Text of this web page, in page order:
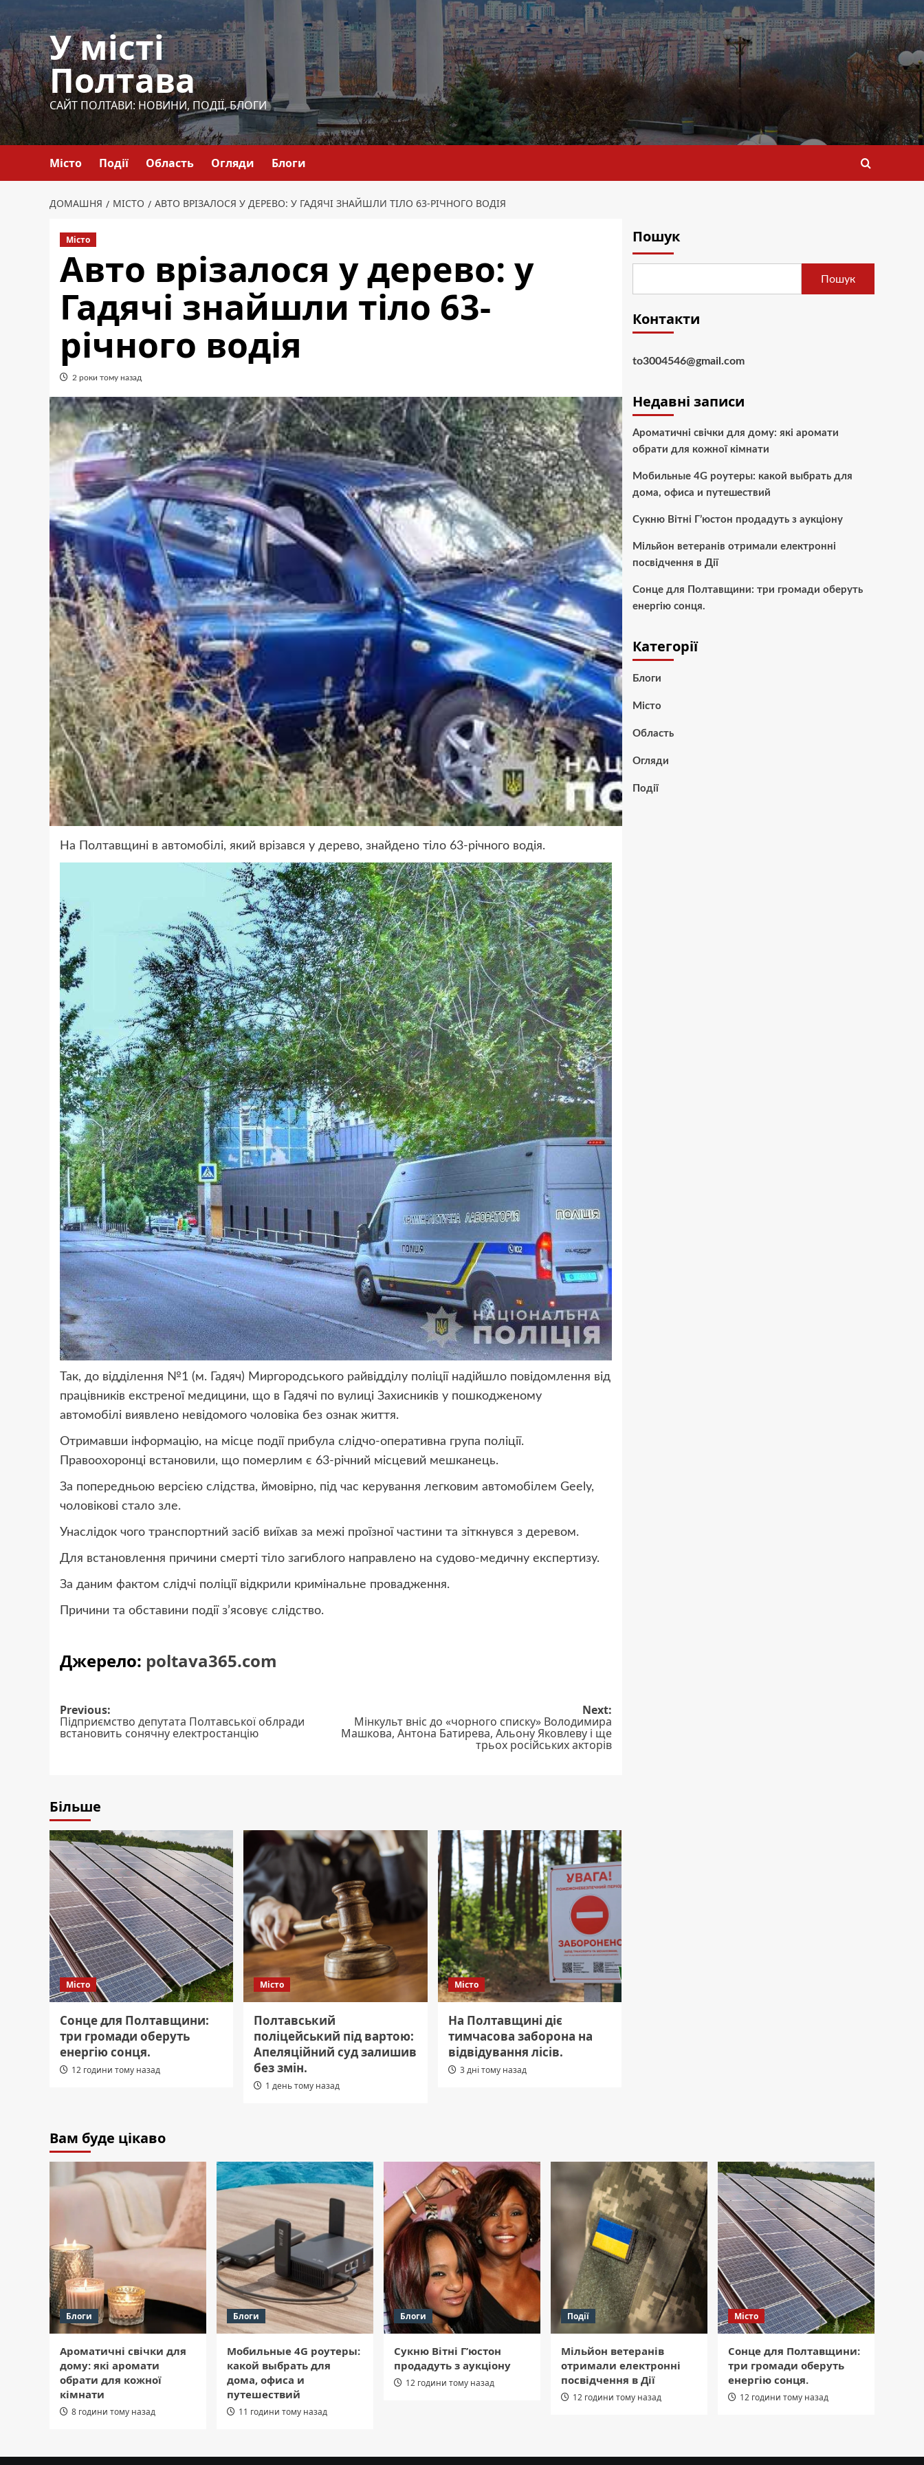
до
вмісту
У місті
Полтава
САЙТ ПОЛТАВИ: НОВИНИ, ПОДІЇ, БЛОГИ
Місто Події Область Огляди Блоги
ДОМАШНЯ МІСТО АВТО ВРІЗАЛОСЯ У ДЕРЕВО: У ГАДЯЧІ ЗНАЙШЛИ ТІЛО 63-РІЧНОГО ВОДІЯ
Місто
Авто врізалося у дерево: у
Гадячі знайшли тіло 63-
річного водія
2 роки тому назад
На Полтавщині в автомобілі, який врізався у дерево, знайдено тіло 63-річного водія.
Так, до відділення №1 (м. Гадяч) Миргородського райвідділу поліції надійшло повідомлення від
працівників екстреної медицини, що в Гадячі по вулиці Захисників у пошкодженому
автомобілі виявлено невідомого чоловіка без ознак життя.
Отримавши інформацію, на місце події прибула слідчо-оперативна група поліції.
Правоохоронці встановили, що померлим є 63-річний місцевий мешканець.
За попередньою версією слідства, ймовірно, під час керування легковим автомобілем Geely,
чоловікові стало зле.
Унаслідок чого транспортний засіб виїхав за межі проїзної частини та зіткнувся з деревом.
Для встановлення причини смерті тіло загиблого направлено на судово-медичну експертизу.
За даним фактом слідчі поліції відкрили кримінальне провадження.
Причини та обставини події з’ясовує слідство.
Джерело: poltava365.com
Post
navigation
Previous:
Підприємство депутата Полтавської облради
встановить сонячну електростанцію
Next:
Мінкульт вніс до «чорного списку» Володимира
Машкова, Антона Батирева, Альону Яковлеву і ще
трьох російських акторів
Більше
Місто
Сонце для Полтавщини:
три громади оберуть
енергію сонця.
12 години тому назад
Місто
Полтавський
поліцейський під вартою:
Апеляційний суд залишив
без змін.
1 день тому назад
Місто
На Полтавщині діє
тимчасова заборона на
відвідування лісів.
3 дні тому назад
Пошук
Пошук
Контакти
to3004546@gmail.com
Недавні записи
Ароматичні свічки для дому: які аромати
обрати для кожної кімнати
Мобильные 4G роутеры: какой выбрать для
дома, офиса и путешествий
Сукню Вітні Г’юстон продадуть з аукціону
Мільйон ветеранів отримали електронні
посвідчення в Дії
Сонце для Полтавщини: три громади оберуть
енергію сонця.
Категорії
Блоги
Місто
Область
Огляди
Події
Вам буде цікаво
Блоги
Ароматичні свічки для
дому: які аромати
обрати для кожної
кімнати
8 години тому назад
Блоги
Мобильные 4G роутеры:
какой выбрать для
дома, офиса и
путешествий
11 години тому назад
Блоги
Сукню Вітні Г’юстон
продадуть з аукціону
12 години тому назад
Події
Мільйон ветеранів
отримали електронні
посвідчення в Дії
12 години тому назад
Місто
Сонце для Полтавщини:
три громади оберуть
енергію сонця.
12 години тому назад